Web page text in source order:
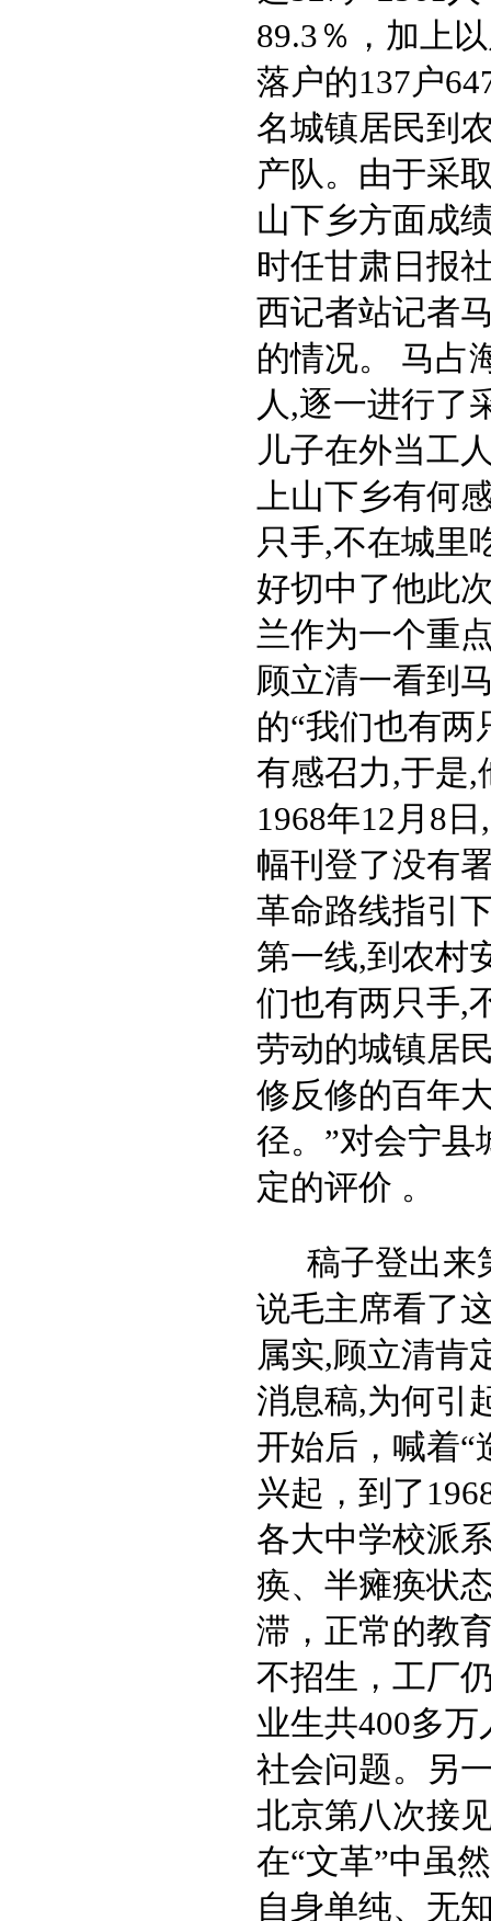
89.3％，加上
落户的137户
名城镇居民到
产队。由于采
山下乡方面成
时任甘肃日报
西记者站记者
的情况。 马占
人,逐一进行了
儿子在外当工
上山下乡有何
只手,不在城里
好切中了他此
兰作为一个重
顾立清一看到
的“我们也有两
有感召力,于是,
1968年12月8
幅刊登了没有
革命路线指引
第一线,到农村
们也有两只手,
劳动的城镇居
修反修的百年
径。”对会宁县
定的评价 。
稿子登出来
说毛主席看了
属实,顾立清肯
消息稿,为何引
开始后，喊着“
兴起，到了
各大中学校派
痪、半瘫痪状
滞，正常的教
不招生，工厂
业生共400多
社会问题。另
北京第八次接
在“文革”中虽
自身单纯、无